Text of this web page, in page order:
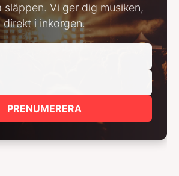
släppen. Vi ger dig musiken,
direkt i inkorgen.
PRENUMERERA